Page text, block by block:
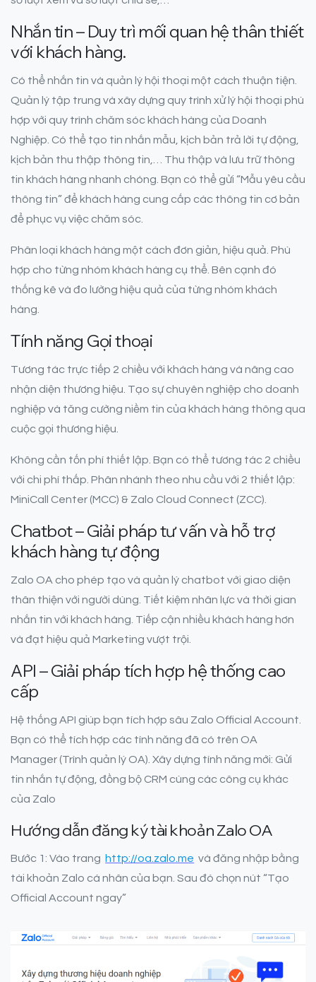
Nhắn tin – Duy trì mối quan hệ thân thiết
với khách hàng.
Có thể nhắn tin và quản lý hội thoại một cách thuận tiện.
Quản lý tập trung và xây dựng quy trình xử lý hội thoại phù
hợp với quy trình chăm sóc khách hàng của Doanh
Nghiệp. Có thể tạo tin nhắn mẫu, kịch bản trả lời tự động,
kịch bản thu thập thông tin,… Thu thập và lưu trữ thông
tin khách hàng nhanh chóng. Bạn có thể gửi “Mẫu yêu cầu
thông tin” để khách hàng cung cấp các thông tin cơ bản
để phục vụ việc chăm sóc.
Phân loại khách hàng một cách đơn giản, hiệu quả. Phù
hợp cho từng nhóm khách hàng cụ thể. Bên cạnh đó
thống kê và đo lường hiệu quả của từng nhóm khách
hàng.
Tính năng Gọi thoại
Tương tác trực tiếp 2 chiều với khách hàng và nâng cao
nhận diện thương hiệu. Tạo sự chuyên nghiệp cho doanh
nghiệp và tăng cường niềm tin của khách hàng thông qua
cuộc gọi thương hiệu.
Không cần tốn phí thiết lập. Bạn có thể tương tác 2 chiều
với chi phí thấp. Phân nhánh theo nhu cầu với 2 thiết lập:
MiniCall Center (MCC) & Zalo Cloud Connect (ZCC).
Chatbot – Giải pháp tư vấn và hỗ trợ
khách hàng tự động
Zalo OA cho phép tạo và quản lý chatbot với giao diện
thân thiện với người dùng. Tiết kiệm nhân lực và thời gian
nhắn tin với khách hàng. Tiếp cận nhiều khách hàng hơn
và đạt hiệu quả Marketing vượt trội.
API – Giải pháp tích hợp hệ thống cao
cấp
Hệ thống API giúp bạn tích hợp sâu Zalo Official Account.
Bạn có thể tích hợp các tính năng đã có trên OA
Manager (Trình quản lý OA). Xây dựng tính năng mới: Gửi
tin nhắn tự động, đồng bộ CRM cùng các công cụ khác
của Zalo
Hướng dẫn đăng ký tài khoản Zalo OA
Bước 1: Vào trang http://oa.zalo.me và đăng nhập bằng
tài khoản Zalo cá nhân của bạn. Sau đó chọn nút “Tạo
Official Account ngay”